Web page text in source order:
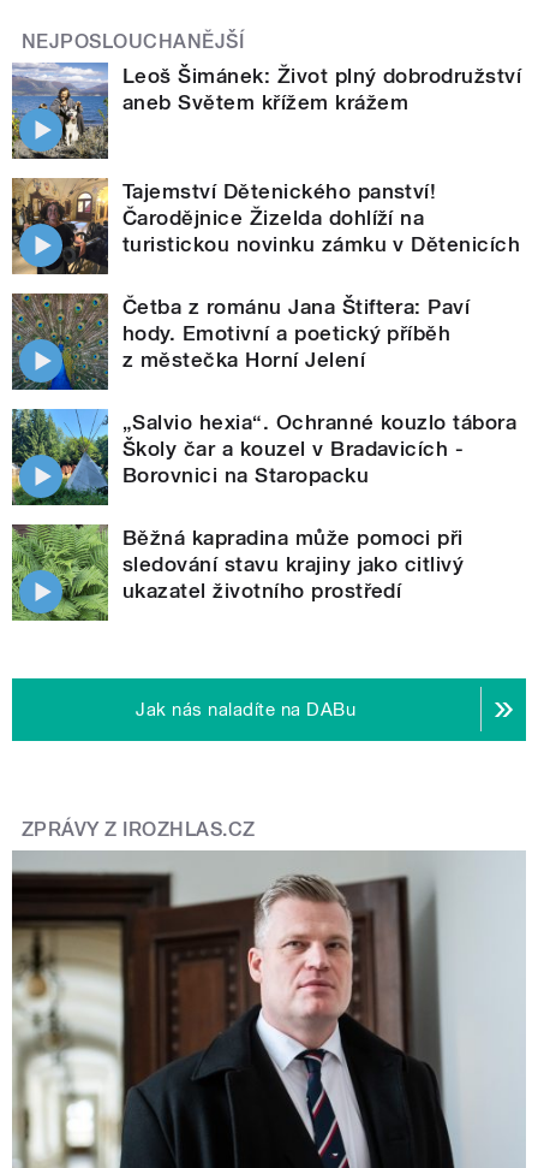
NEJPOSLOUCHANĚJŠÍ
Leoš Šimánek: Život plný dobrodružství
aneb Světem křížem krážem
Tajemství Dětenického panství!
Čarodějnice Žizelda dohlíží na
turistickou novinku zámku v Dětenicích
Četba z románu Jana Štiftera: Paví
hody. Emotivní a poetický příběh
z městečka Horní Jelení
„Salvio hexia“. Ochranné kouzlo tábora
Školy čar a kouzel v Bradavicích -
Borovnici na Staropacku
Běžná kapradina může pomoci při
sledování stavu krajiny jako citlivý
ukazatel životního prostředí
Jak nás naladíte na DABu
ZPRÁVY Z IROZHLAS.CZ